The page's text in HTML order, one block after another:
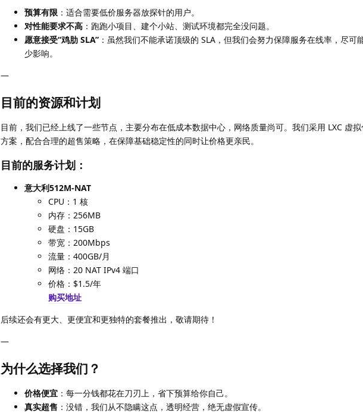
预算有限 ：适合需要低价服务器放探针的用户。
对性能要求不高 ：跑跑小项目、建个小站、测试环境都完全没问题。
愿意接受“鸡肋 SLA” ：虽然我们不能承诺顶级的 SLA，但我们会努力保障服务在线率，尽可
少影响。
—
目前的资源和计划
目前，我们已经上线了一些节点，主要分布在低成本数据中心，网络质量尚可。我们采用 LXC 虚
方案，配合合理的超售策略，在保障基础稳定性的同时让价格更亲民。
目前的服务计划：
意大利512M-NAT
CPU：1 核
内存：256MB
硬盘：15GB
带宽：200Mbps
流量：400GB/月
网络：20 NAT IPv4 端口
价格：$1.5/年
购买地址
后续还会有更大、更便宜和更独特的套餐推出，敬请期待！
—
为什么选择我们？
价格便宜 ：每一分钱都花在刀刃上，省下预算给你自己。
真实超售 ：没错，我们从不隐瞒这点，透明经营，绝无虚假宣传。